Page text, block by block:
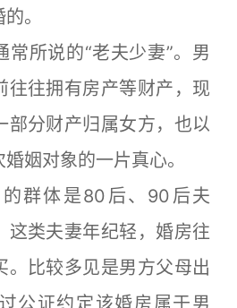
。
所说的“老夫少妻”。男
往往拥有房产等财产，现
部分财产归属女方，也以
姻对象的一片真心。
体是80后、90后夫
这类夫妻年纪轻，婚房往
。比较多见是男方父母出
公证约定该婚房属于男